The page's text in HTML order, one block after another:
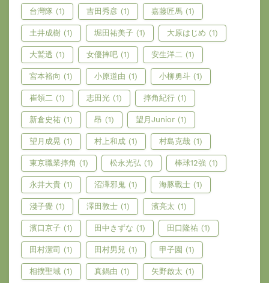
台灣隊 (1) 吉田秀彦 (1) 嘉藤匠馬 (1)
土井成樹 (1) 堀田祐美子 (1) 大原はじめ (1)
大鷲透 (1) 女優摔吧 (1) 安生洋二 (1)
宮本裕向 (1) 小原道由 (1) 小柳勇斗 (1)
崔領二 (1) 志田光 (1) 摔角紀行 (1)
新倉史祐 (1) 昂 (1) 望月Junior (1)
望月成晃 (1) 村上和成 (1) 村島克哉 (1)
東京職業摔角 (1) 松永光弘 (1) 棒球12強 (1)
永井大貴 (1) 沼澤邪鬼 (1) 海豚戰士 (1)
淺子覺 (1) 澤田敦士 (1) 濱亮太 (1)
濱口京子 (1) 田中きずな (1) 田口隆祐 (1)
田村潔司 (1) 田村男兒 (1) 甲子園 (1)
相撲聖域 (1) 真鍋由 (1) 矢野啟太 (1)